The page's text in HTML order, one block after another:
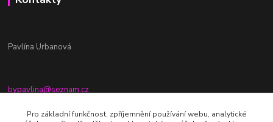
Pavlína Urbanová
bypavlina@seznam.cz
+420774917196
Pro základní funkčnost, zpříjemnění používání webu, analytické